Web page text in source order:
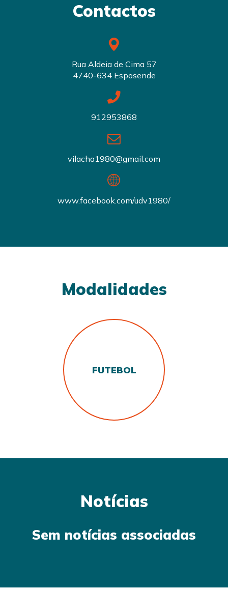
Contactos
Rua Aldeia de Cima 57
4740-634 Esposende
912953868
vilacha1980@gmail.com
www.facebook.com/udv1980/
Modalidades
FUTEBOL
Notícias
Sem notícias associadas